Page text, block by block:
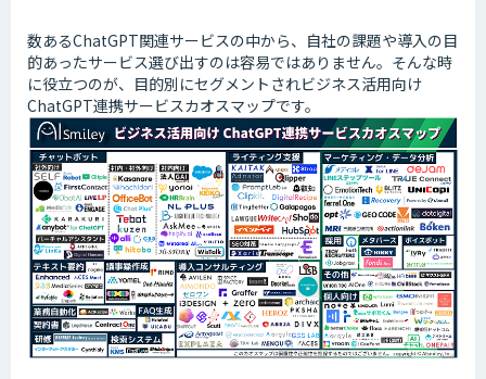
数あるChatGPT関連サービスの中から、自社の課題や導入の目
的あったサービス選び出すのは容易ではありません。そんな時
に役立つのが、目的別にセグメントされビジネス活用向け
ChatGPT連携サービスカオスマップです。